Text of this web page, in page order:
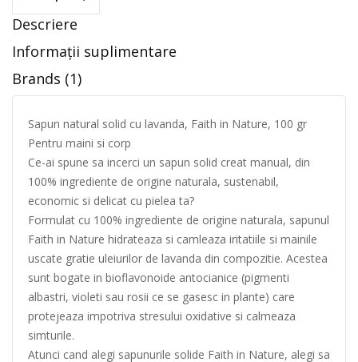
Descriere
Informații suplimentare
Brands (1)
Sapun natural solid cu lavanda, Faith in Nature, 100 gr
Pentru maini si corp
Ce-ai spune sa incerci un sapun solid creat manual, din
100% ingrediente de origine naturala, sustenabil,
economic si delicat cu pielea ta?
Formulat cu 100% ingrediente de origine naturala, sapunul
Faith in Nature hidrateaza si camleaza iritatiile si mainile
uscate gratie uleiurilor de lavanda din compozitie. Acestea
sunt bogate in bioflavonoide antocianice (pigmenti
albastri, violeti sau rosii ce se gasesc in plante) care
protejeaza impotriva stresului oxidative si calmeaza
simturile.
Atunci cand alegi sapunurile solide Faith in Nature, alegi sa